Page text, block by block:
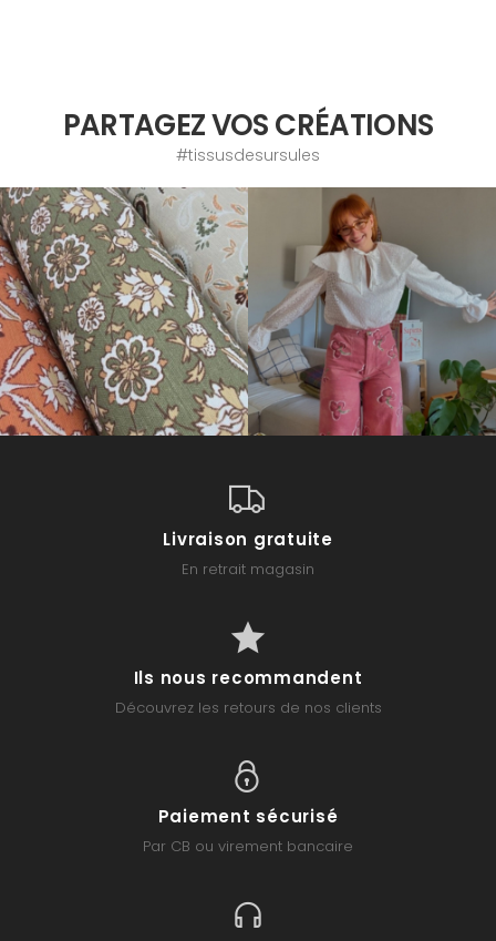
PARTAGEZ VOS CRÉATIONS
#tissusdesursules
Livraison gratuite
En retrait magasin
Ils nous recommandent
Découvrez les retours de nos clients
Paiement sécurisé
Par CB ou virement bancaire